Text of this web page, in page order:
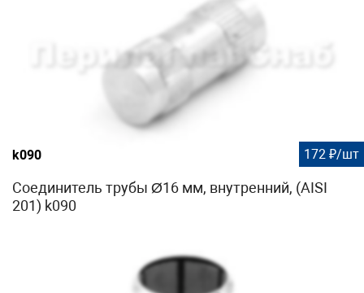
k090 172 ₽/шт
Соединитель трубы Ø16 мм, внутренний, (AISI
201) k090